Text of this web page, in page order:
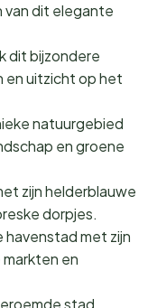
van dit elegante
dit bijzondere
en uitzicht op het
natuurgebied
en groene
zijn helderblauwe
dorpjes.
havenstad met zijn
en
stad